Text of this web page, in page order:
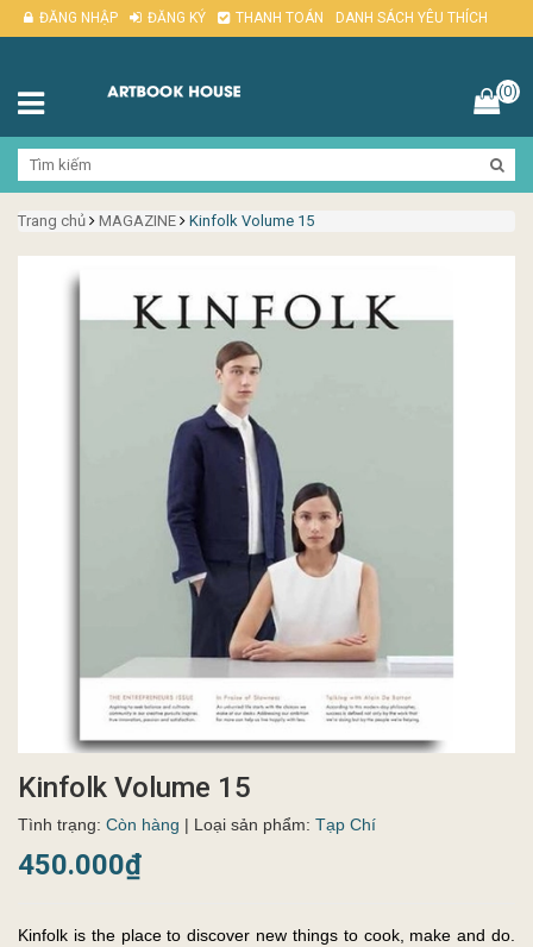
ĐĂNG NHẬP ĐĂNG KÝ THANH TOÁN DANH SÁCH YÊU THÍCH
(0)
Trang chủ MAGAZINE Kinfolk Volume 15
Kinfolk Volume 15
Tình trạng: Còn hàng | Loại sản phẩm: Tạp Chí
450.000₫
Kinfolk is the place to discover new things to cook, make and do.